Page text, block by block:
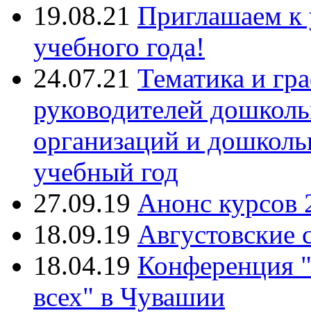
19.08.21 Приглашаем к
учебного года!
24.07.21 Тематика и
руководителей
организаций и
учебный год
27.09.19 Анонс курсов
18.09.19
18.04.19 Конференция
всех" в Чувашии